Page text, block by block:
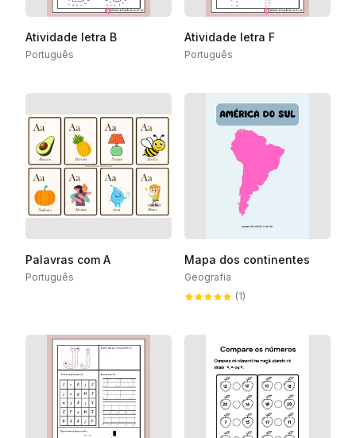
Atividade letra B
Português
Atividade letra F
Português
Palavras com A
Português
Mapa dos continentes
Geografia
(1)